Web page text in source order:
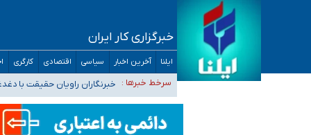
خبرگزاری کار ایران
ایلنا آخرین اخبار سیاسی اقتصادی کارگری
سرخط خبرها :
تعویق آزمون ورودی دکترای تخصصی
خبرنگاران راویان حقیقت با
هیچ پرستاری بازداشت یا اخراج نشده است/ از
ثبت‌نام بخش عمده دانش‌آموزان مدارس